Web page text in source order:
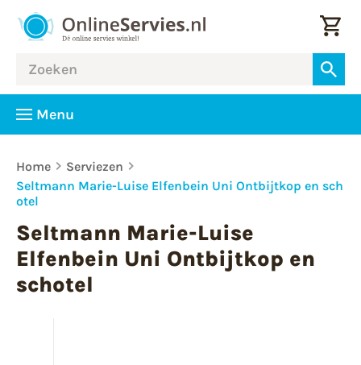
Menu
Home
Serviezen
Seltmann Marie-Luise Elfenbein Uni Ontbijtkop en sch
otel
Seltmann Marie-Luise
Elfenbein Uni Ontbijtkop en
schotel